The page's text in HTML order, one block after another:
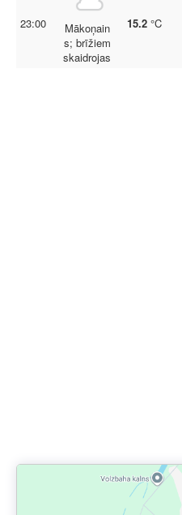
23:00
Mākoņain
s; brīžiem
skaidrojas
15.2 °C